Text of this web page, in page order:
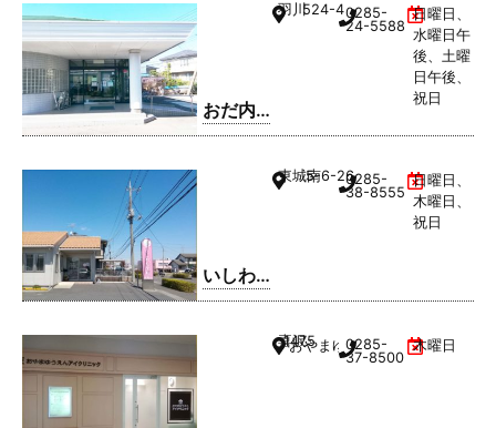
おだ内
科クリ
羽川524-40285-
24-5588
日曜日、
水曜日午
後、土曜
日午後、
祝日
いしわ
た歯科
東城南5-6-260285-
38-8555
日曜日、
木曜日、
祝日
喜沢
1475
おやまゆうえんハーヴェストウ
0285-
37-8500
木曜日